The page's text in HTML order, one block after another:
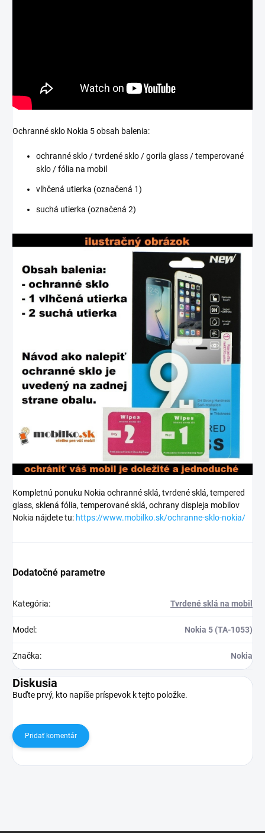
Ochranné sklo Nokia 5 obsah balenia:
ochranné sklo / tvrdené sklo / gorila glass / temperované
sklo / fólia na mobil
vlhčená utierka (označená 1)
suchá utierka (označená 2)
Kompletnú ponuku Nokia ochranné sklá, tvrdené sklá, tempered
glass, sklená fólia, temperované sklá, ochrany displeja mobilov
Nokia nájdete tu: https://www.mobilko.sk/ochranne-sklo-nokia/
Dodatočné parametre
Kategória: Tvrdené sklá na mobil
Model : Nokia 5 (TA-1053)
Značka: Nokia
Diskusia
Buďte prvý, kto napíše príspevok k tejto položke.
Pridať komentár